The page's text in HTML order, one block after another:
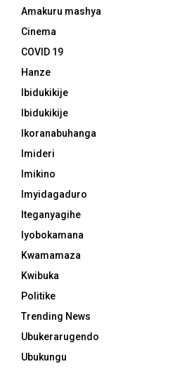
Amakuru mashya
Cinema
COVID 19
Hanze
Ibidukikije
Ibidukikije
Ikoranabuhanga
Imideri
Imikino
Imyidagaduro
Iteganyagihe
Iyobokamana
Kwamamaza
Kwibuka
Politike
Trending News
Ubukerarugendo
Ubukungu